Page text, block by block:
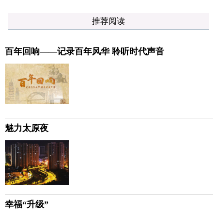
推荐阅读
百年回响——记录百年风华 聆听时代声音
魅力太原夜
幸福“升级”